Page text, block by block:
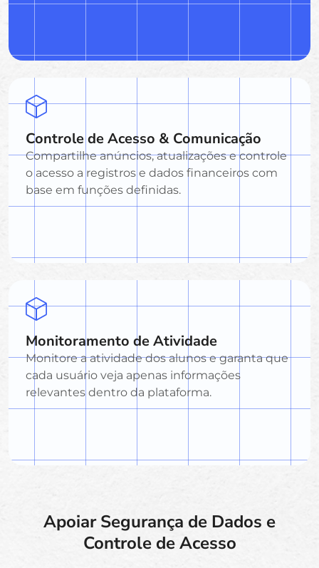
Controle de Acesso & Comunicação
Compartilhe anúncios, atualizações e controle
o acesso a registros e dados financeiros com
base em funções definidas.
Monitoramento de Atividade
Monitore a atividade dos alunos e garanta que
cada usuário veja apenas informações
relevantes dentro da plataforma.
Apoiar Segurança de Dados e
Controle de Acesso